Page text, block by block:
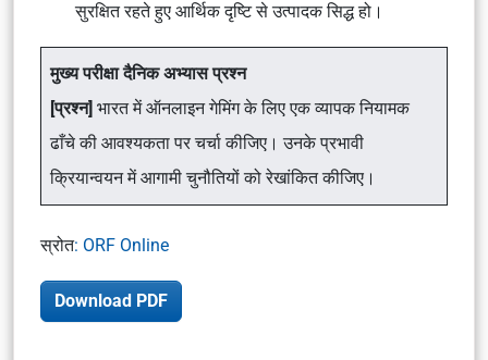
सुरक्षित रहते हुए आर्थिक दृष्टि से उत्पादक सिद्ध हो।
मुख्य परीक्षा दैनिक अभ्यास प्रश्न
[प्रश्न] भारत में ऑनलाइन गेमिंग के लिए एक व्यापक नियामक
ढाँचे की आवश्यकता पर चर्चा कीजिए। उनके प्रभावी
क्रियान्वयन में आगामी चुनौतियों को रेखांकित कीजिए।
स्रोत: ORF Online
Download PDF